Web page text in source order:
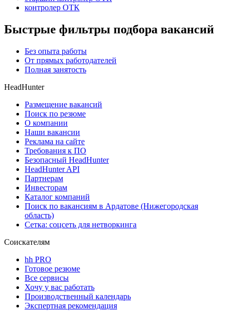
контролер ОТК
Быстрые фильтры подбора вакансий
Без опыта работы
От прямых работодателей
Полная занятость
HeadHunter
Размещение вакансий
Поиск по резюме
О компании
Наши вакансии
Реклама на сайте
Требования к ПО
Безопасный HeadHunter
HeadHunter API
Партнерам
Инвесторам
Каталог компаний
Поиск по вакансиям в Ардатове (Нижегородская
область)
Сетка: соцсеть для нетворкинга
Соискателям
hh PRO
Готовое резюме
Все сервисы
Хочу у вас работать
Производственный календарь
Экспертная рекомендация